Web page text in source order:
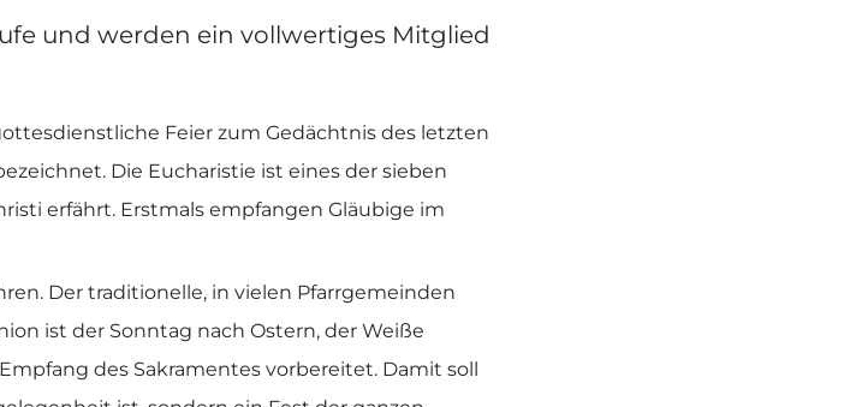
und werden ein vollwertiges Mitglied
Feier zum Gedächtnis des letzten
Die Eucharistie ist eines der sieben
erfährt. Erstmals empfangen Gläubige im
Der traditionelle, in vielen Pfarrgemeinden
ist der Sonntag nach Ostern, der Weiße
des Sakramentes vorbereitet. Damit soll